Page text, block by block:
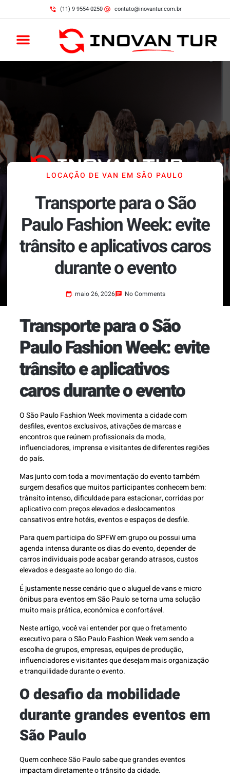
(11) 9 9554-0250 contato@inovantur.com.br
LOCAÇÃO DE VAN EM SÃO PAULO
Transporte para o São
Paulo Fashion Week: evite
trânsito e aplicativos caros
durante o evento
maio 26, 2026 No Comments
Transporte para o São
Paulo Fashion Week: evite
trânsito e aplicativos
caros durante o evento
O São Paulo Fashion Week movimenta a cidade com
desfiles, eventos exclusivos, ativações de marcas e
encontros que reúnem profissionais da moda,
influenciadores, imprensa e visitantes de diferentes regiões
do país.
Mas junto com toda a movimentação do evento também
surgem desafios que muitos participantes conhecem bem:
trânsito intenso, dificuldade para estacionar, corridas por
aplicativo com preços elevados e deslocamentos
cansativos entre hotéis, eventos e espaços de desfile.
Para quem participa do SPFW em grupo ou possui uma
agenda intensa durante os dias do evento, depender de
carros individuais pode acabar gerando atrasos, custos
elevados e desgaste ao longo do dia.
É justamente nesse cenário que o aluguel de vans e micro
ônibus para eventos em São Paulo se torna uma solução
muito mais prática, econômica e confortável.
Neste artigo, você vai entender por que o fretamento
executivo para o São Paulo Fashion Week vem sendo a
escolha de grupos, empresas, equipes de produção,
influenciadores e visitantes que desejam mais organização
e tranquilidade durante o evento.
O desafio da mobilidade
durante grandes eventos em
São Paulo
Quem conhece São Paulo sabe que grandes eventos
impactam diretamente o trânsito da cidade.